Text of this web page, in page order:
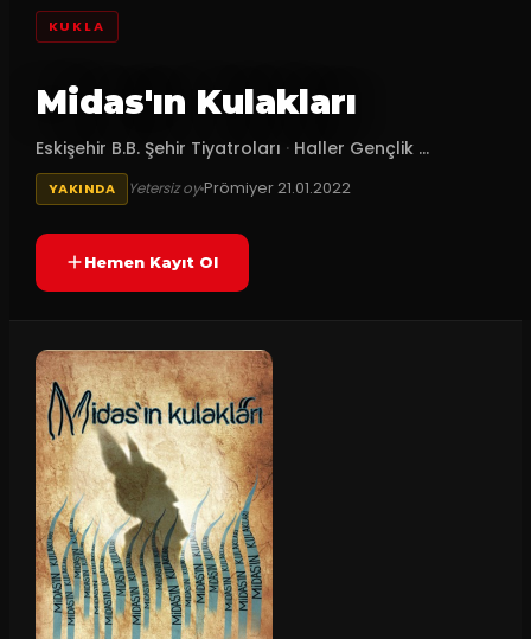
KUKLA
Midas'ın Kulakları
Eskişehir B.B. Şehir Tiyatroları · Haller Gençlik ...
YAKINDA Yetersiz oyPrömiyer 21.01.2022
Hemen Kayıt Ol